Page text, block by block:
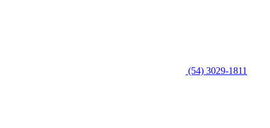
(54) 3029-1811